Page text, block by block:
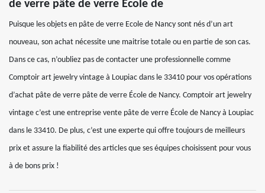
de verre pâte de verre École de
Puisque les objets en pâte de verre Ecole de Nancy sont nés d’un art
nouveau, son achat nécessite une maitrise totale ou en partie de son cas.
Dans ce cas, n’oubliez pas de contacter une professionnelle comme
Comptoir art jewelry vintage à Loupiac dans le 33410 pour vos opérations
d’achat pâte de verre pâte de verre École de Nancy. Comptoir art jewelry
vintage c’est une entreprise vente pâte de verre École de Nancy à Loupiac
dans le 33410. De plus, c’est une experte qui offre toujours de meilleurs
prix et assure la fiabilité des articles que ses équipes choisissent pour vous
à de bons prix !